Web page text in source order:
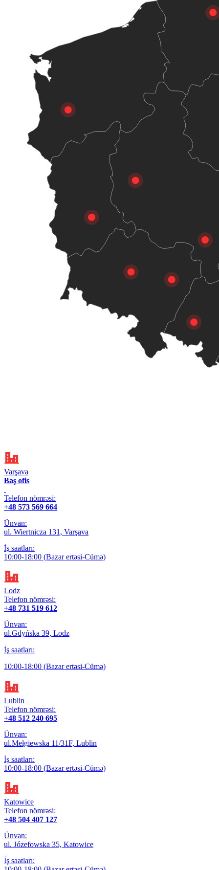
Varşava
Baş ofis
Telefon nömrəsi:
+48 573 569 664
Ünvan:
ul. Wiertnicza 131, Varşava
İş saatları:
10:00-18:00 (Bazar ertəsi-Cümə)
Lodz
Telefon nömrəsi:
+48 731 519 612
Ünvan:
ul.Gdyńska 39, Lodz
İş saatları:
10:00-18:00 (Bazar ertəsi-Cümə)
Lublin
Telefon nömrəsi:
+48 512 240 695
Ünvan:
ul.Mełgiewska 11/31F, Lublin
İş saatları:
10:00-18:00 (Bazar ertəsi-Cümə)
Katowice
Telefon nömrəsi:
+48 504 407 127
Ünvan:
ul. Józefowska 35, Katowice
İş saatları: